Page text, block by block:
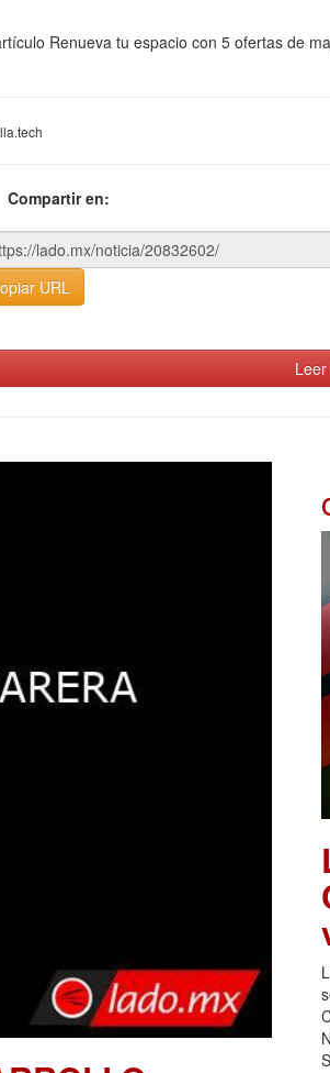
Renueva tu espacio con 5 ofertas de
Compartir en:
URL